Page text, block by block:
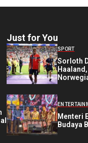
Just for You
SPORT
Sorloth
Menteri
Budaya